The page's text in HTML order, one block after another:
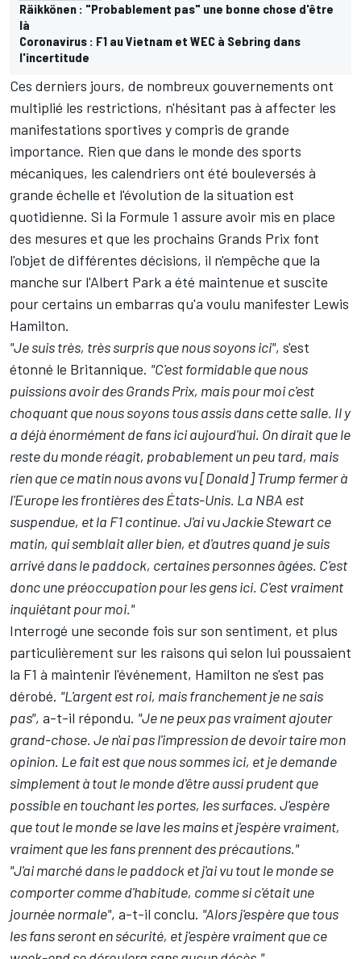
Räikkönen : "Probablement pas" une bonne chose d'être
là
Coronavirus : F1 au Vietnam et WEC à Sebring dans
l'incertitude
Ces derniers jours, de nombreux gouvernements ont
multiplié les restrictions, n'hésitant pas à affecter les
manifestations sportives y compris de grande
importance. Rien que dans le monde des sports
mécaniques, les calendriers ont été bouleversés à
grande échelle et l'évolution de la situation est
quotidienne. Si la Formule 1 assure avoir mis en place
des mesures et que les prochains Grands Prix font
l'objet de différentes décisions, il n'empêche que la
manche sur l'Albert Park a été maintenue et suscite
pour certains un embarras qu'a voulu manifester Lewis
Hamilton.
"Je suis très, très surpris que nous soyons ici", s'est
étonné le Britannique. "C'est formidable que nous
puissions avoir des Grands Prix, mais pour moi c'est
choquant que nous soyons tous assis dans cette salle. Il y
a déjà énormément de fans ici aujourd'hui. On dirait que le
reste du monde réagit, probablement un peu tard, mais
rien que ce matin nous avons vu [Donald] Trump fermer à
l'Europe les frontières des États-Unis. La NBA est
suspendue, et la F1 continue. J'ai vu Jackie Stewart ce
matin, qui semblait aller bien, et d'autres quand je suis
arrivé dans le paddock, certaines personnes âgées. C'est
donc une préoccupation pour les gens ici. C'est vraiment
inquiétant pour moi."
Interrogé une seconde fois sur son sentiment, et plus
particulièrement sur les raisons qui selon lui poussaient
la F1 à maintenir l'événement, Hamilton ne s'est pas
dérobé. "L'argent est roi, mais franchement je ne sais
pas", a-t-il répondu. "Je ne peux pas vraiment ajouter
grand-chose. Je n'ai pas l'impression de devoir taire mon
opinion. Le fait est que nous sommes ici, et je demande
simplement à tout le monde d'être aussi prudent que
possible en touchant les portes, les surfaces. J'espère
que tout le monde se lave les mains et j'espère vraiment,
vraiment que les fans prennent des précautions."
"J'ai marché dans le paddock et j'ai vu tout le monde se
comporter comme d'habitude, comme si c'était une
journée normale", a-t-il conclu. "Alors j'espère que tous
les fans seront en sécurité, et j'espère vraiment que ce